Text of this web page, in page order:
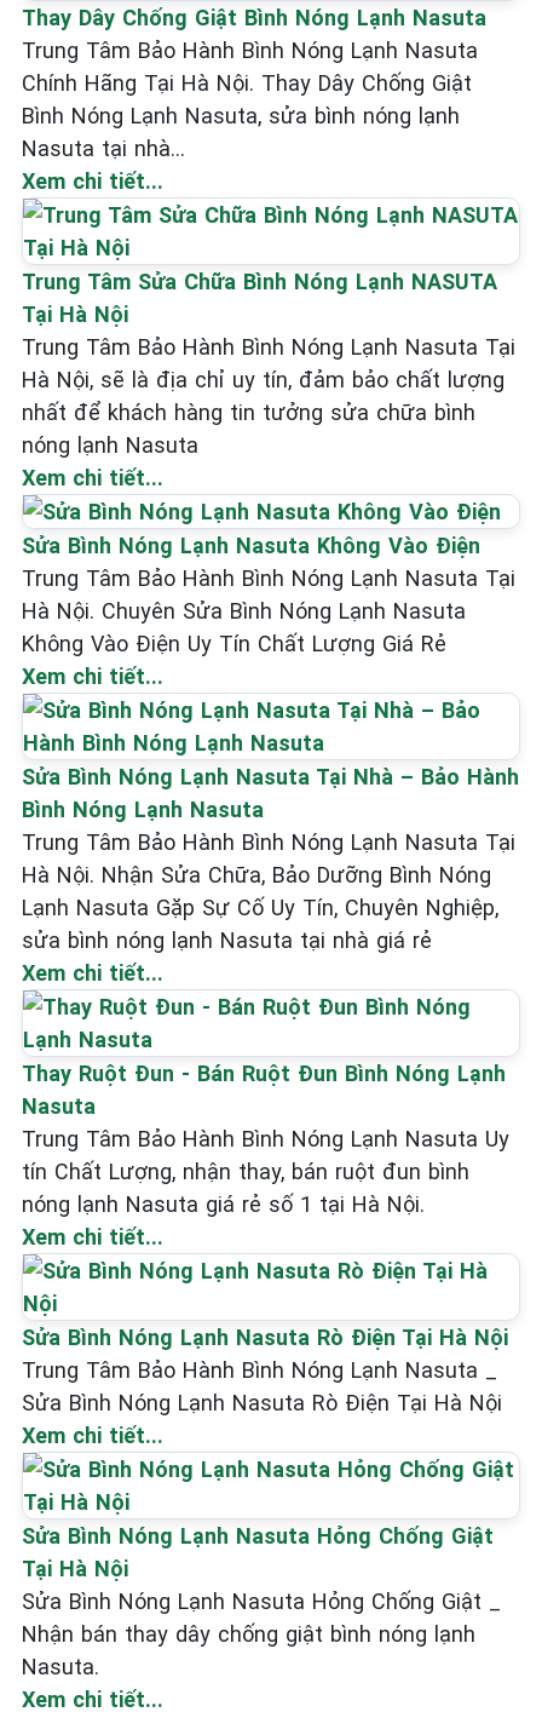
Thay Dây Chống Giật Bình Nóng Lạnh Nasuta
Trung Tâm Bảo Hành Bình Nóng Lạnh Nasuta
Chính Hãng Tại Hà Nội. Thay Dây Chống Giật
Bình Nóng Lạnh Nasuta, sửa bình nóng lạnh
Nasuta tại nhà...
Xem chi tiết...
Trung Tâm Sửa Chữa Bình Nóng Lạnh NASUTA
Tại Hà Nội
Trung Tâm Bảo Hành Bình Nóng Lạnh Nasuta Tại
Hà Nội, sẽ là địa chỉ uy tín, đảm bảo chất lượng
nhất để khách hàng tin tưởng sửa chữa bình
nóng lạnh Nasuta
Xem chi tiết...
Sửa Bình Nóng Lạnh Nasuta Không Vào Điện
Trung Tâm Bảo Hành Bình Nóng Lạnh Nasuta Tại
Hà Nội. Chuyên Sửa Bình Nóng Lạnh Nasuta
Không Vào Điện Uy Tín Chất Lượng Giá Rẻ
Xem chi tiết...
Sửa Bình Nóng Lạnh Nasuta Tại Nhà – Bảo Hành
Bình Nóng Lạnh Nasuta
Trung Tâm Bảo Hành Bình Nóng Lạnh Nasuta Tại
Hà Nội. Nhận Sửa Chữa, Bảo Dưỡng Bình Nóng
Lạnh Nasuta Gặp Sự Cố Uy Tín, Chuyên Nghiệp,
sửa bình nóng lạnh Nasuta tại nhà giá rẻ
Xem chi tiết...
Thay Ruột Đun - Bán Ruột Đun Bình Nóng Lạnh
Nasuta
Trung Tâm Bảo Hành Bình Nóng Lạnh Nasuta Uy
tín Chất Lượng, nhận thay, bán ruột đun bình
nóng lạnh Nasuta giá rẻ số 1 tại Hà Nội.
Xem chi tiết...
Sửa Bình Nóng Lạnh Nasuta Rò Điện Tại Hà Nội
Trung Tâm Bảo Hành Bình Nóng Lạnh Nasuta _
Sửa Bình Nóng Lạnh Nasuta Rò Điện Tại Hà Nội
Xem chi tiết...
Sửa Bình Nóng Lạnh Nasuta Hỏng Chống Giật
Tại Hà Nội
Sửa Bình Nóng Lạnh Nasuta Hỏng Chống Giật _
Nhận bán thay dây chống giật bình nóng lạnh
Nasuta.
Xem chi tiết...